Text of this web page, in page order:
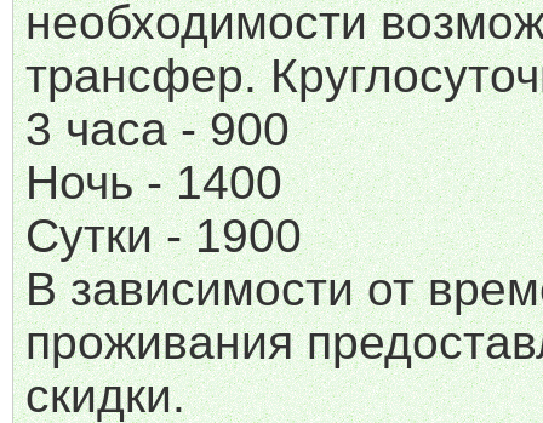
необходимости
трансфер.
3 часа - 900
Ночь - 1400
Сутки - 1900
В зависимости от
проживания
скидки.